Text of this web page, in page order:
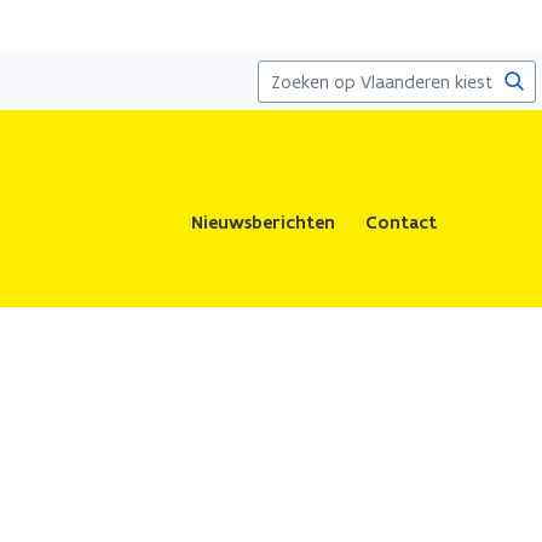
Nieuwsberichten Contact